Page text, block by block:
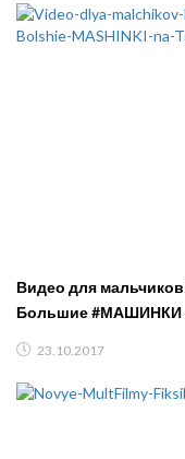
Видео для
Большие #МАШИНКИ
#Трансформеры
23.10.2017